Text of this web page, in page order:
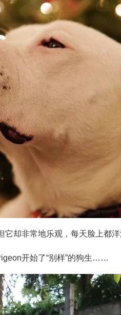
却非常地乐观，每天脸上都洋
开始了“别样”的狗生……